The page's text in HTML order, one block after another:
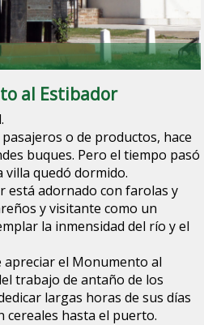
al Estibador
o de productos, hace
buques. Pero el tiempo pasó
villa quedó dormido.
está adornado con farolas y
y visitante como un
la inmensidad del río y el
apreciar el Monumento al
trabajo de antaño de los
largas horas de sus días
cereales hasta el puerto.